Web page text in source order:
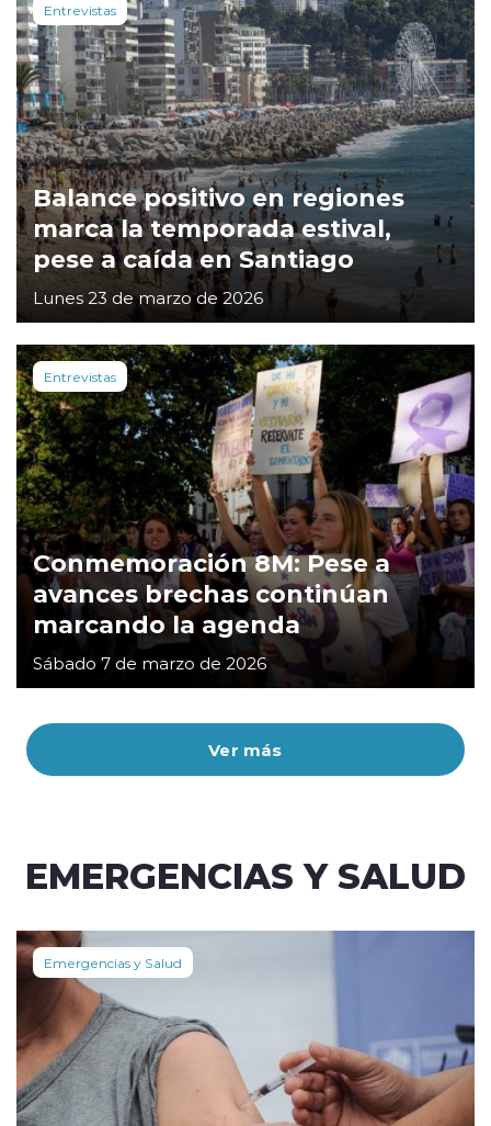
Ver más
Entrevistas
Balance positivo en regiones
marca la temporada estival,
pese a caída en Santiago
Lunes 23 de marzo de 2026
Entrevistas
Conmemoración 8M: Pese a
avances brechas continúan
marcando la agenda
Sábado 7 de marzo de 2026
EMERGENCIAS Y SALUD
Emergencias y Salud